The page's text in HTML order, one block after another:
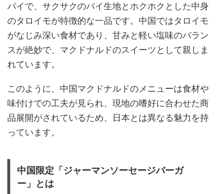
パイで、サクサクのパイ生地とホクホクとした中身
のタロイモが特徴的な一品です。中国ではタロイモ
がなじみ深い食材であり、甘みと軽い塩味のバラン
スが絶妙で、マクドナルドのスイーツとして親しま
れています。
このように、中国マクドナルドのメニューは食材や
味付けでの工夫が見られ、現地の嗜好に合わせた商
品展開がされているため、日本とは異なる魅力を持
っています。
中国限定「ジャーマンソーセージバーガ
ー」とは